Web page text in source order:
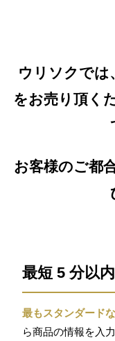
ウリソクでは
をお売り頂く
お客様のご都
最短 5 分以
最もスタンダード
ら商品の情報を入